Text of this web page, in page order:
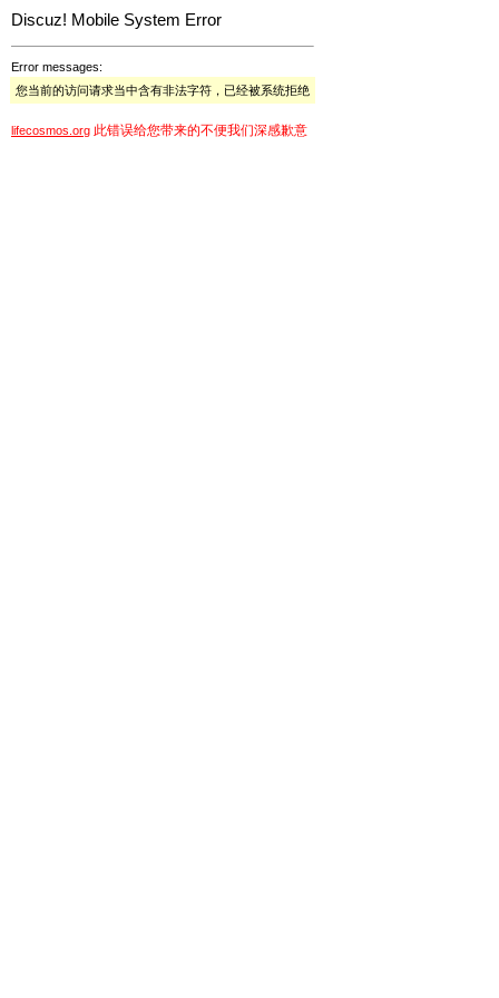
Discuz! Mobile System Error
Error messages:
您当前的访问请求当中含有非法字符，已经被系统拒绝
lifecosmos.org 此错误给您带来的不便我们深感歉意